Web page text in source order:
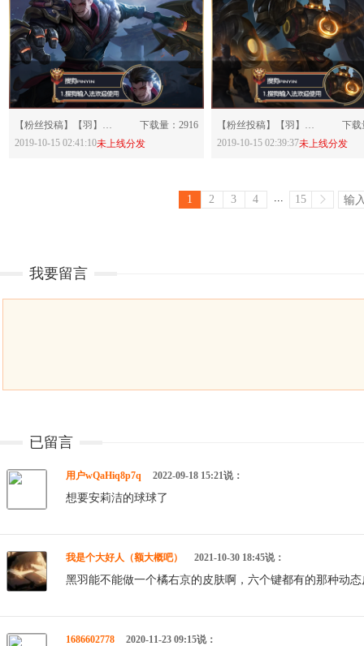
分享：
【粉丝投稿】【羽】王者荣耀·御狮狂铁LC79-607959
下载量：2916
2019-10-15 02:41:10未上线分发
分享：
【粉丝投稿】【羽】王者荣耀·御銮盾山LC78-607957
下载
2019-10-15 02:39:37未上线分发
1 2 3 4 ... 15
我要留言
已留言
用户wQaHiq8p7q 2022-09-18 15:21说：
想要安莉洁的球球了
我是个大好人（额大概吧） 2021-10-30 18:45说：
黑羽能不能做一个橘右京的皮肤啊，六个键都有的那种动态
1686602778 2020-11-23 09:15说：